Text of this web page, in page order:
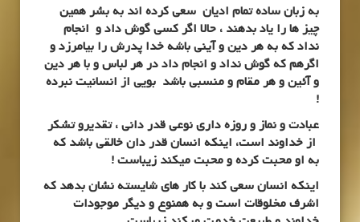
به زبان ساده تمام ادیان سعی کرده اند به بشر همین
چیز ها را یاد بدهند ، حالا اگر کسی گوش داد و انجام
نداد که به هر دین و آینی باشه خدا پدرش را بیامرزد و
اگرهم که گوش نداد و انجام داد در هر لباس و با هر دین
و آئین و هر مقام و منسبی باشد بویی از انسانیت نبرده
!
عبادت و نماز و روزه داری نوعی قدر دانی ، تقدیرو تشکر
از خداوند است، اینکه انسان قدر دان خالقی باشد که
به او محبت کرده و محبت میکند زیباست !
اینکه انسان سعی کند با کار های شایسته نشان بدهد که
اشرف مخلوقات است و به همنوع و دیگر موجودات